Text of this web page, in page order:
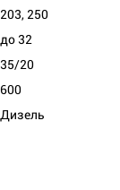
203, 250
до 32
35/20
600
Дизель